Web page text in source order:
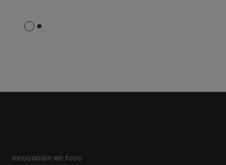
Innovación en foco